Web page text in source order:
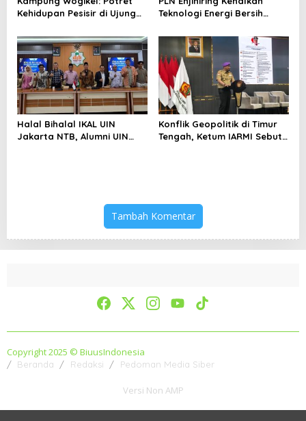
Kehidupan Pesisir di Ujung
Bertahan di Tengah
Keterbatasan
Teknologi Energi Bersih
Halal Bihalal IKAL UIN
Jakarta NTB, Alumni UIN
Konflik Geopolitik di Timur
Tengah, Ketum IARMI Sebut
Tambah Komentar
Copyright 2025 © BiuusIndonesia
Beranda Redaksi Pedoman Media Siber
Versi Non AMP